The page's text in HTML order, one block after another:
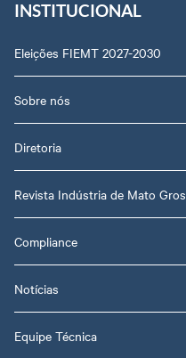
INSTITUCIONAL
Eleições FIEMT 2027-2030
Sobre nós
Diretoria
Revista Indústria de Mato
Compliance
Notícias
Equipe Técnica